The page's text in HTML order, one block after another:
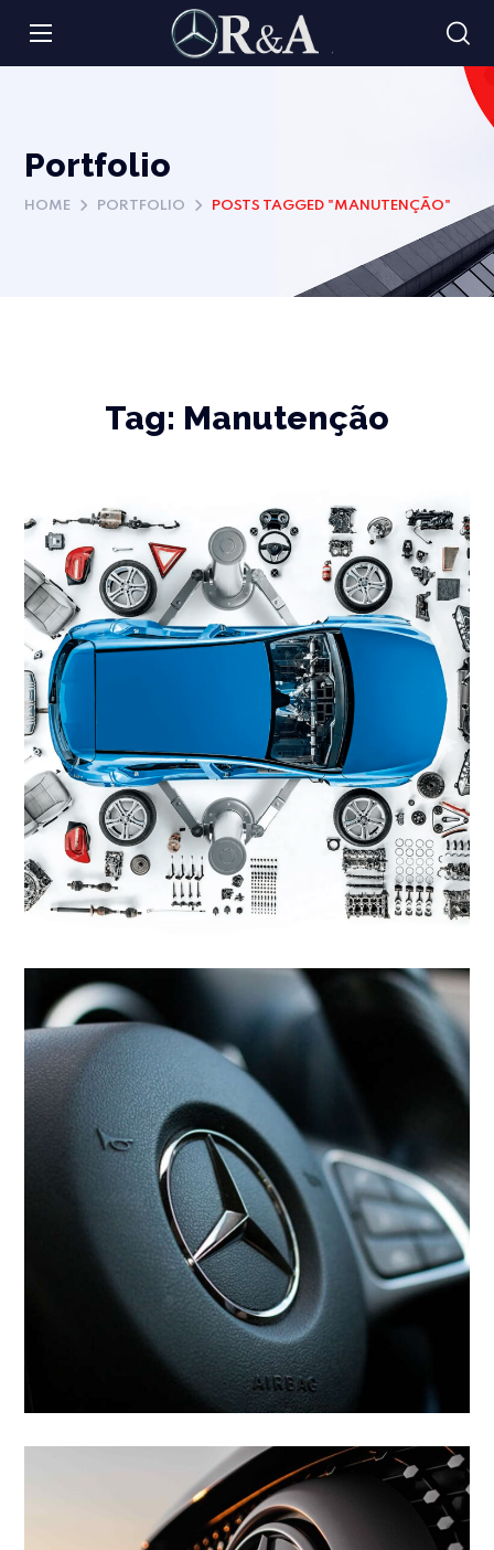
Portfolio
HOME PORTFOLIO POSTS TAGGED "MANUTENÇÃO"
Tag: Manutenção